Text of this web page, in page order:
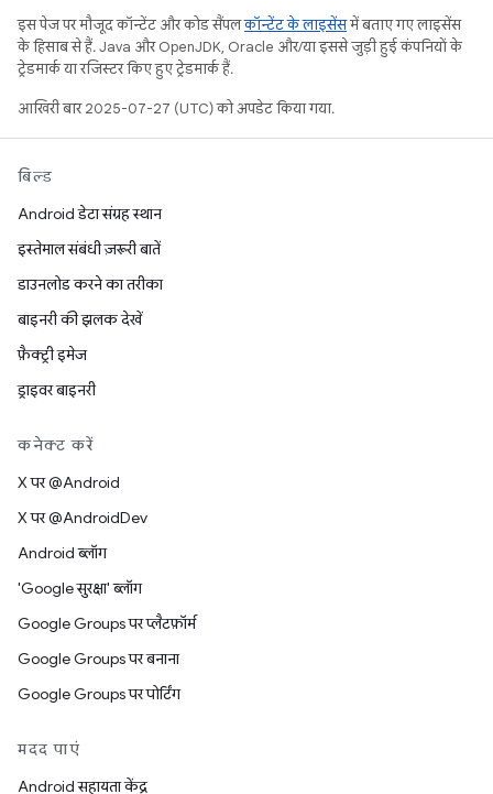
इस पेज पर मौजूद कॉन्टेंट और कोड सैंपलकॉन्टेंट के लाइसेंसमें बताए गए लाइसेंस
के हिसाब से हैं. Java और OpenJDK, Oracle और/या इससे जुड़ी हुई कंपनियों के
ट्रेडमार्क या रजिस्टर किए हुए ट्रेडमार्क हैं.
आखिरी बार 2025-07-27 (UTC) को अपडेट किया गया.
बिल्ड
Android डेटा संग्रह स्थान
इस्तेमाल संबंधी ज़रूरी बातें
डाउनलोड करने का तरीका
बाइनरी की झलक देखें
फ़ैक्ट्री इमेज
ड्राइवर बाइनरी
कनेक्ट करें
X पर @Android
X पर @AndroidDev
Android ब्लॉग
'Google सुरक्षा' ब्लॉग
Google Groups पर प्लैटफ़ॉर्म
Google Groups पर बनाना
Google Groups पर पोर्टिंग
मदद पाएं
Android सहायता केंद्र